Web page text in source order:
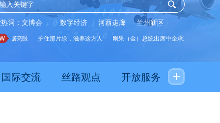
词： 文博会 数字经济 河西走廊 兰州新区
据亮眼 护住那片绿，滋养这方人 刚果（金）总统出席中企承建水厂启用仪式
国际交流 丝路观点 开放服务